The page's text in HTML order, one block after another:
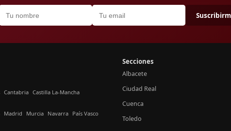
Cantabria Castilla La-Mancha
Madrid Murcia Navarra País Vasco
Secciones
Albacete
Ciudad Real
Cuenca
Toledo